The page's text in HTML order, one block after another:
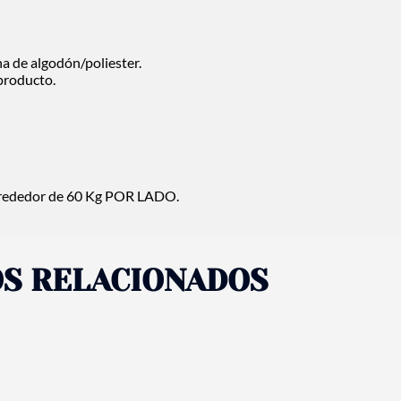
de algodón/poliester.
de 60 Kg POR LADO.
RELACIONADOS